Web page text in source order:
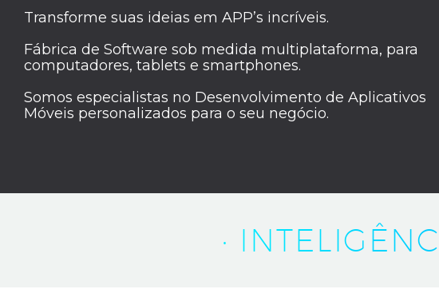
Transforme suas ideias em APP’s incríveis.
Fábrica de Software sob medida multiplataforma, para
computadores, tablets e smartphones.
Somos especialistas no Desenvolvimento de Aplicativos
Móveis personalizados para o seu negócio.
·